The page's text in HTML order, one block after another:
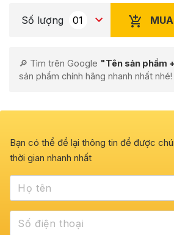
Số lượng
🔎 Tìm trên Google "Tên sản phẩm
sản phẩm chính hãng nhanh nhất nhé!
Bạn có thể để lại thông tin để được
thời gian nhanh nhất